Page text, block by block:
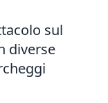
sul
diverse